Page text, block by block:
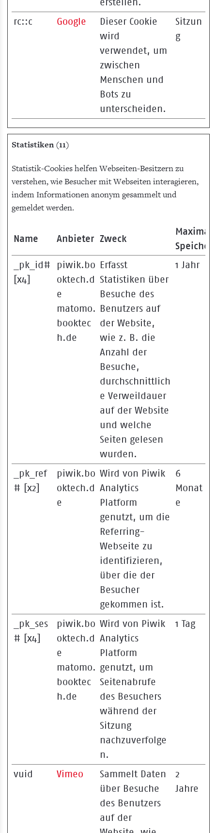
rc::c
Google
Dieser Cookie
wird
verwendet, um
zwischen
Menschen und
Bots zu
unterscheiden.
Sitzun
g
Statistiken (11)
Statistik-Cookies helfen Webseiten-Besitzern zu
verstehen, wie Besucher mit Webseiten interagieren,
indem Informationen anonym gesammelt und
gemeldet werden.
Name Anbieter Zweck
Maximale
_pk_id#
[x4]
piwik.bo
oktech.d
e
matomo.
booktec
h.de
Erfasst
Statistiken über
Besuche des
Benutzers auf
der Website,
wie z. B. die
Anzahl der
Besuche,
durchschnittlich
e Verweildauer
auf der Website
und welche
Seiten gelesen
wurden.
1 Jahr
_pk_ref
# [x2]
piwik.bo
oktech.d
e
Wird von Piwik
Analytics
Platform
genutzt, um die
Referring-
Webseite zu
identifizieren,
über die der
Besucher
gekommen ist.
6
Monat
e
_pk_ses
# [x4]
piwik.bo
oktech.d
e
matomo.
booktec
h.de
Wird von Piwik
Analytics
Platform
genutzt, um
Seitenabrufe
des Besuchers
während der
Sitzung
nachzuverfolge
n.
1 Tag
vuid Vimeo
Sammelt Daten
über Besuche
des Benutzers
auf der
2
Jahre